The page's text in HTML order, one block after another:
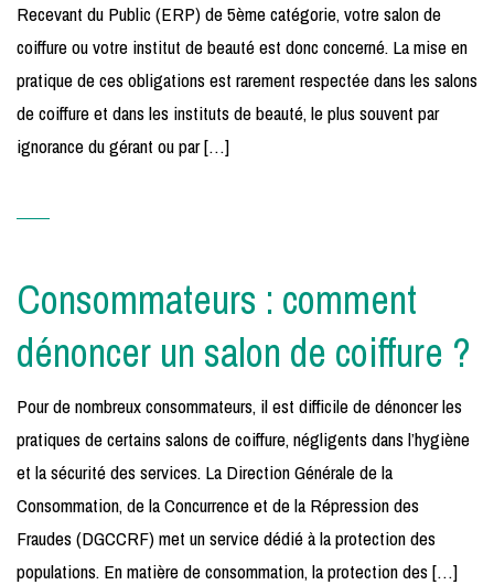
Recevant du Public (ERP) de 5ème catégorie, votre salon de
coiffure ou votre institut de beauté est donc concerné. La mise en
pratique de ces obligations est rarement respectée dans les salons
de coiffure et dans les instituts de beauté, le plus souvent par
ignorance du gérant ou par […]
Consommateurs : comment
dénoncer un salon de coiffure ?
Pour de nombreux consommateurs, il est difficile de dénoncer les
pratiques de certains salons de coiffure, négligents dans l’hygiène
et la sécurité des services. La Direction Générale de la
Consommation, de la Concurrence et de la Répression des
Fraudes (DGCCRF) met un service dédié à la protection des
populations. En matière de consommation, la protection des […]